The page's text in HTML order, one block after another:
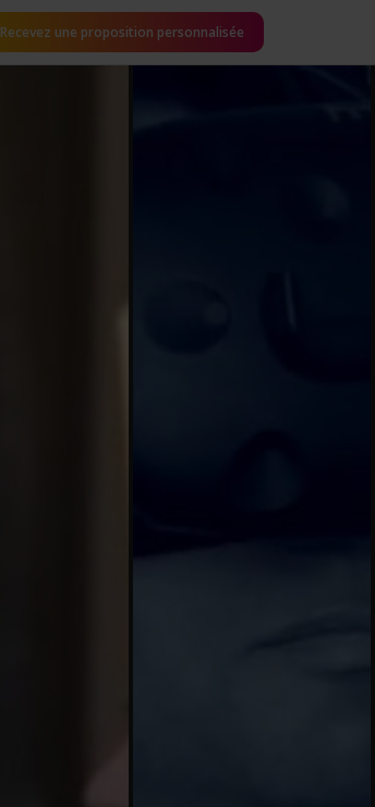
Recevez une proposition personnalisée